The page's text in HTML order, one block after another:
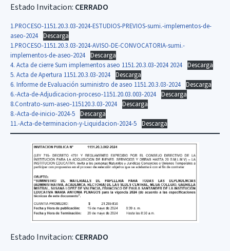
Estado Invitacion: CERRADO
1.PROCESO-1151.20.3.03-2024-ESTUDIOS-PREVIOS-sumi.-implementos-de-
aseo-2024 Descarga
1.PROCESO-1151.20.3.03-2024-AVISO-DE-CONVOCATORIA-sumi.-
implementos-de-aseo-2024 Descarga
4. Acta de cierre Sum implementos aseo 1151.20.3.03-2024 2024 Descarga
5. Acta de Apertura 1151.20.3.03-2024 Descarga
6. Informe de Evaluación suministro de aseo 1151.20.3.03-2024 Descarga
6.-Acta-de-Adjudicacion-proceso-1151.20.03.003-2024 Descarga
8.Contrato-sum-aseo-115120.3.03-2024 Descarga
8.-Acta-de-inicio-2024-5 Descarga
11.-Acta-de-terminacion-y-Liquidacion-2024-5 Descarga
Estado Invitacion: CERRADO